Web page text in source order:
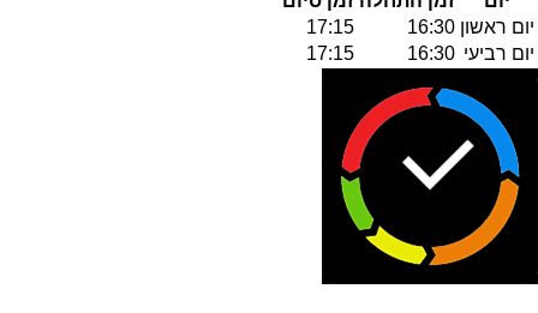
יום ראשון 16:30
17:15
יום רביעי 16:30
17:15